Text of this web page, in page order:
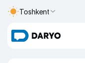
Toshkent